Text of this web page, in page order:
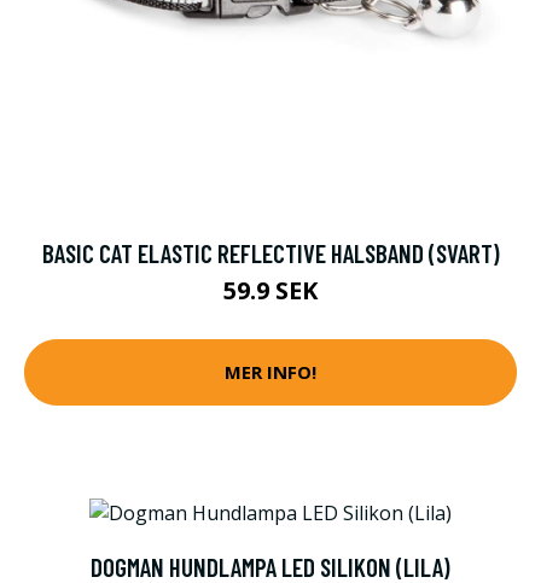
BASIC CAT ELASTIC REFLECTIVE HALSBAND (SVART)
59.9 SEK
MER INFO!
DOGMAN HUNDLAMPA LED SILIKON (LILA)